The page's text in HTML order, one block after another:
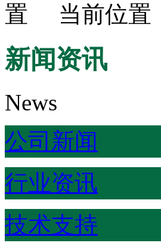
当前位置
新闻资讯
News
公司新闻
行业资讯
技术支持